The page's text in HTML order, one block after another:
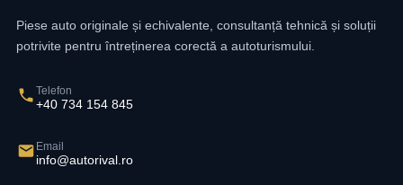
Piese auto originale și echivalente, consultanță tehnică și soluții
potrivite pentru întreținerea corectă a autoturismului.
Telefon
+40 734 154 845
Email
info@autorival.ro